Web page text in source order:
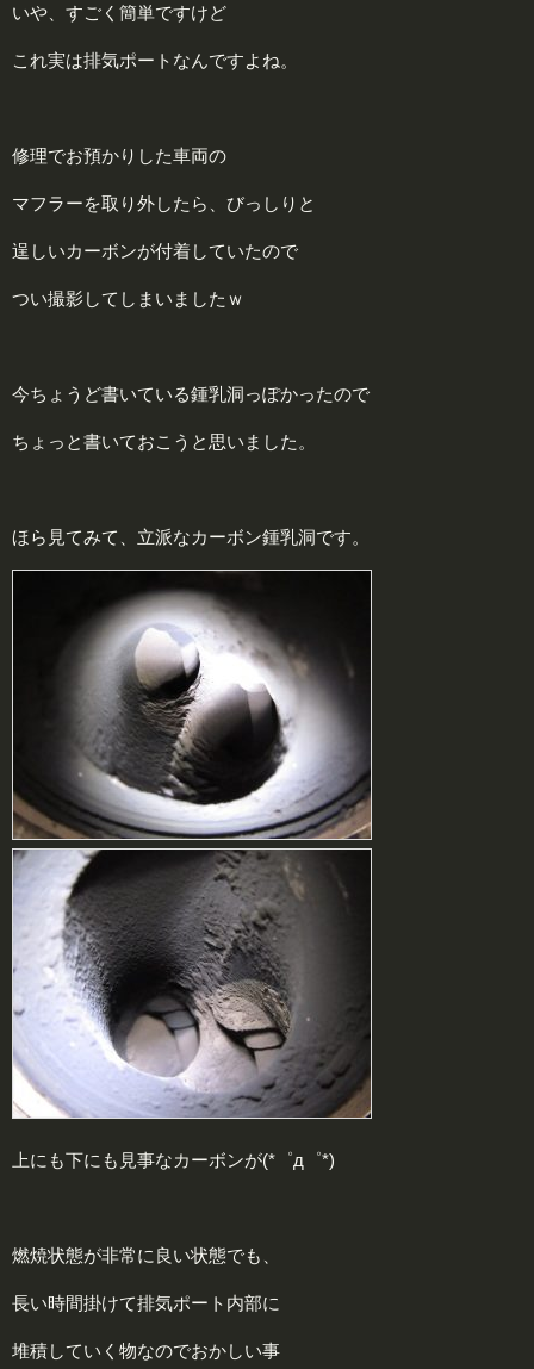
いや、すごく簡単ですけど
これ実は排気ポートなんですよね。
修理でお預かりした車両の
マフラーを取り外したら、びっしりと
逞しいカーボンが付着していたので
つい撮影してしまいましたｗ
今ちょうど書いている鍾乳洞っぽかったので
ちょっと書いておこうと思いました。
ほら見てみて、立派なカーボン鍾乳洞です。
上にも下にも見事なカーボンが(*゜д゜*)
燃焼状態が非常に良い状態でも、
長い時間掛けて排気ポート内部に
堆積していく物なのでおかしい事